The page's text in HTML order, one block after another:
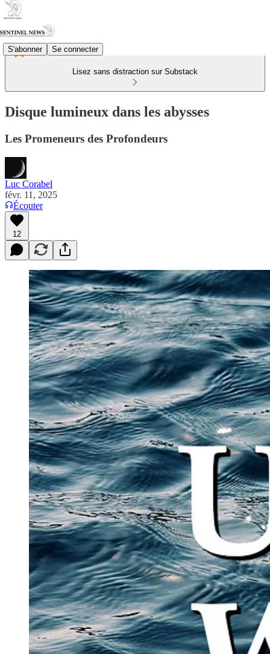
S'abonner Se connecter
Lisez sans distraction sur Substack
Disque lumineux dans les abysses
Les Promeneurs des Profondeurs
Luc Corabel
févr. 11, 2025
Écouter
12